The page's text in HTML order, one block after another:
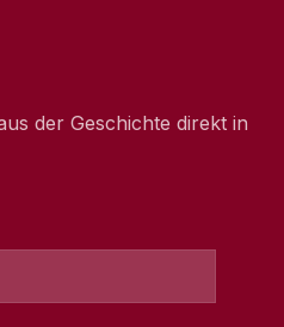
der Geschichte direkt in